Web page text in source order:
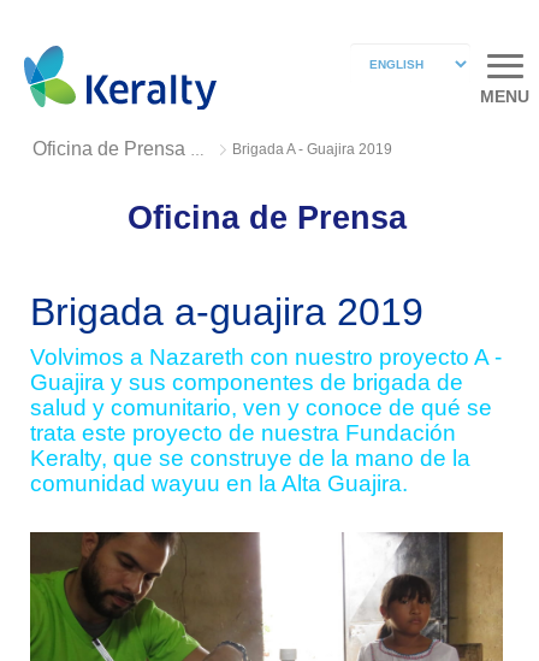
MENU
Oficina de Prensa 2019 Brigada A - Guajira 2019
Oficina de Prensa
Brigada a-guajira 2019
Volvimos a Nazareth con nuestro proyecto A -
Guajira y sus componentes de brigada de
salud y comunitario, ven y conoce de qué se
trata este proyecto de nuestra Fundación
Keralty, que se construye de la mano de la
comunidad wayuu en la Alta Guajira.